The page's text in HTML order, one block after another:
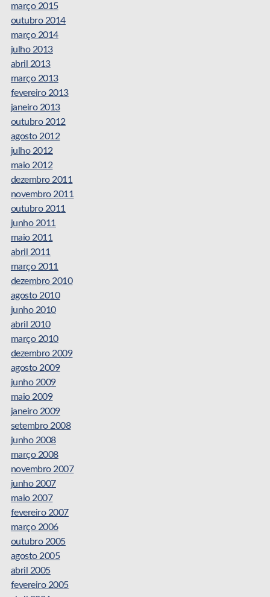
março 2015
outubro 2014
março 2014
julho 2013
abril 2013
março 2013
fevereiro 2013
janeiro 2013
outubro 2012
agosto 2012
julho 2012
maio 2012
dezembro 2011
novembro 2011
outubro 2011
junho 2011
maio 2011
abril 2011
março 2011
dezembro 2010
agosto 2010
junho 2010
abril 2010
março 2010
dezembro 2009
agosto 2009
junho 2009
maio 2009
janeiro 2009
setembro 2008
junho 2008
março 2008
novembro 2007
junho 2007
maio 2007
fevereiro 2007
março 2006
outubro 2005
agosto 2005
abril 2005
fevereiro 2005